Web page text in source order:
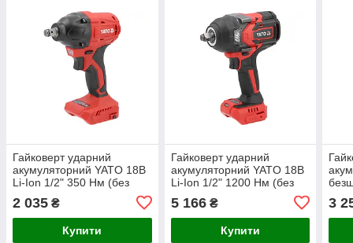
Гайковерт ударний
акумуляторний YATO 18В
Li-Ion 1/2" 350 Нм (без
2 035 ₴
Купити
Гайковерт ударний
акумуляторний YATO 18В
Li-Ion 1/2" 1200 Нм (без
5 166₴
Купити
3